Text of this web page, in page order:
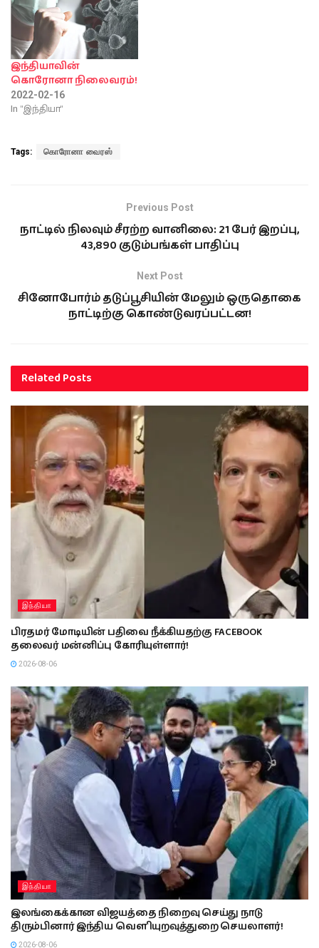
இந்தியாவின்
கொரோனா நிலைவரம்!
2022-02-16
In "இந்தியா"
Tags: கொரோனா வைரஸ்
Previous Post
நாட்டில் நிலவும் சீரற்ற வானிலை: 21 பேர் இறப்பு,
43,890 குடும்பங்கள் பாதிப்பு
Next Post
சினோபோர்ம் தடுப்பூசியின் மேலும் ஒருதொகை
நாட்டிற்கு கொண்டுவரப்பட்டன!
RelatedPosts
இந்தியா
பிரதமர் மோடியின் பதிவை நீக்கியதற்கு FACEBOOK
தலைவர் மன்னிப்பு கோரியுள்ளார்!
2026-08-06
இந்தியா
இலங்கைக்கான விஜயத்தை நிறைவு செய்து நாடு
திரும்பினார் இந்திய வௌியுறவுத்துறை செயலாளர்!
2026-08-06